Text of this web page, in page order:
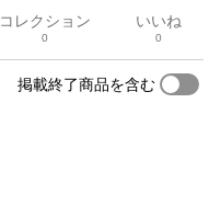
コレクション
0
いいね
0
掲載終了商品を含む